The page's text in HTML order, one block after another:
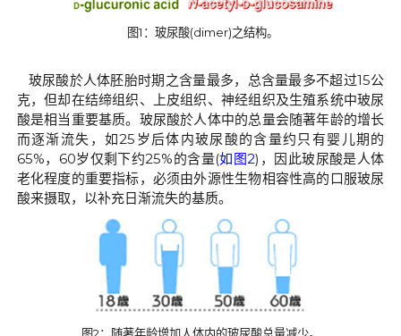
图1 ：玻尿酸(dimer)之结构。
玻尿酸於人体胚胎时期之含量最多，总含量最多不超过15公
克，但却在结缔组织、上皮组织、神经组织及生殖系统中玻尿
酸是相当重要基质。玻尿酸於人体中的总量会随著年龄的增长
而逐渐流失，如25 岁后体内玻尿酸的含量约只有婴儿期的
65%， 60岁仅剩下约25%的含量(如图2) ，因此玻尿酸是人体
老化程度的重要指标，必须由外源性生物相容性高的口服玻尿
酸来摄取，以补充日渐流失的基质。
图2：随著年龄增加人体内的玻尿酸总量减少。